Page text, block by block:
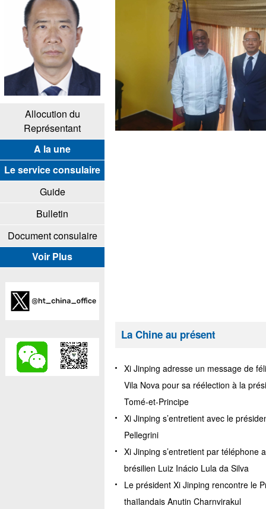
Allocution du
Représentant
A la une
Le service consulaire
Guide
Bulletin
Document consulaire
Voir Plus
La Chine au présent
Xi Jinping adresse un message de
Vila Nova pour sa réélection à la
Tomé-et-Principe
Xi Jinping s’entretient avec le
Pellegrini
Xi Jinping s’entretient par téléphone
brésilien Luiz Inácio Lula da Silva
Le président Xi Jinping rencontre le
thaïlandais Anutin Charnvirakul